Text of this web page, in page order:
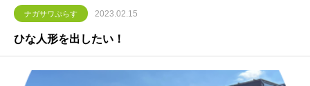
ナガサワぷらす 2023.02.15
ひな人形を出したい！